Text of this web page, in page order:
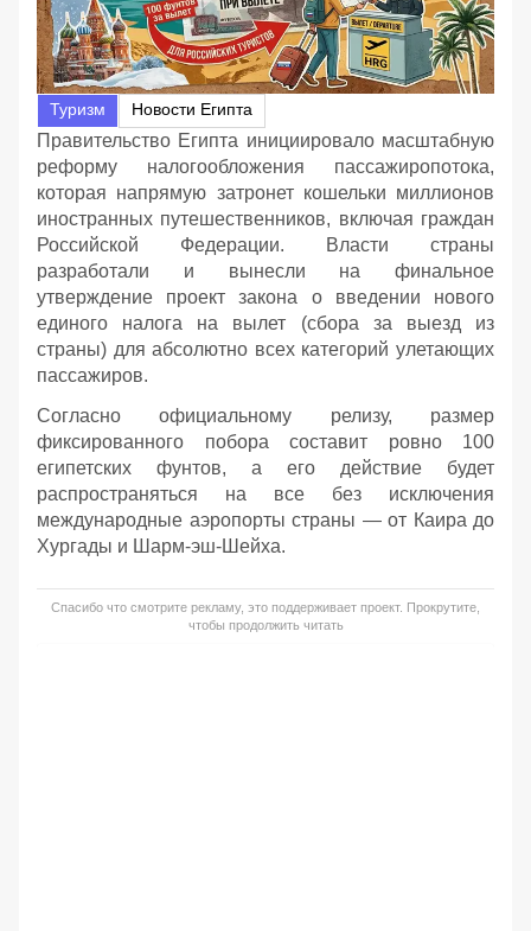
Туризм Новости Египта
Правительство Египта инициировало масштабную
реформу налогообложения пассажиропотока,
которая напрямую затронет кошельки миллионов
иностранных путешественников, включая граждан
Российской Федерации. Власти страны
разработали и вынесли на финальное
утверждение проект закона о введении нового
единого налога на вылет (сбора за выезд из
страны) для абсолютно всех категорий улетающих
пассажиров.
Согласно официальному релизу, размер
фиксированного побора составит ровно 100
египетских фунтов, а его действие будет
распространяться на все без исключения
международные аэропорты страны — от Каира до
Хургады и Шарм-эш-Шейха.
Спасибо что смотрите рекламу, это поддерживает проект. Прокрутите,
чтобы продолжить читать